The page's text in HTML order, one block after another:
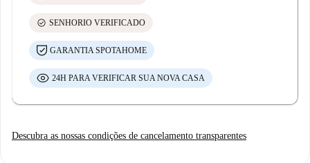
check_circle SENHORIO VERIFICADO
GARANTIA SPOTAHOME
24H PARA VERIFICAR SUA NOVA CASA
Descubra as nossas condições de cancelamento transparentes